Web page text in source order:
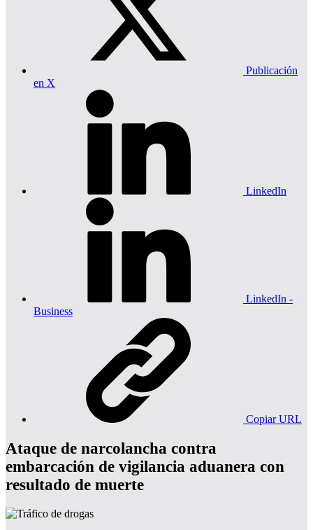
Publicación
en X
LinkedIn
LinkedIn -
Business
Copiar URL
Ataque de narcolancha contra
embarcación de vigilancia aduanera con
resultado de muerte